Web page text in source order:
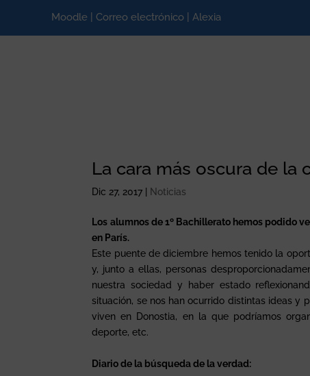
Moodle Correo electrónico Alexia
La cara más oscura de la
Dic 27, 2017 Noticias
Los alumnos de 1º Bachillerato hemos podido
en París.
Este puente de diciembre hemos tenido la
y, junto a ellas, personas
nuestra sociedad y haber estado
situación, se nos han ocurrido distintas ideas y
viven en Donostia, en la que podríamos
deporte, etc.
Diario de la búsqueda de la verdad: